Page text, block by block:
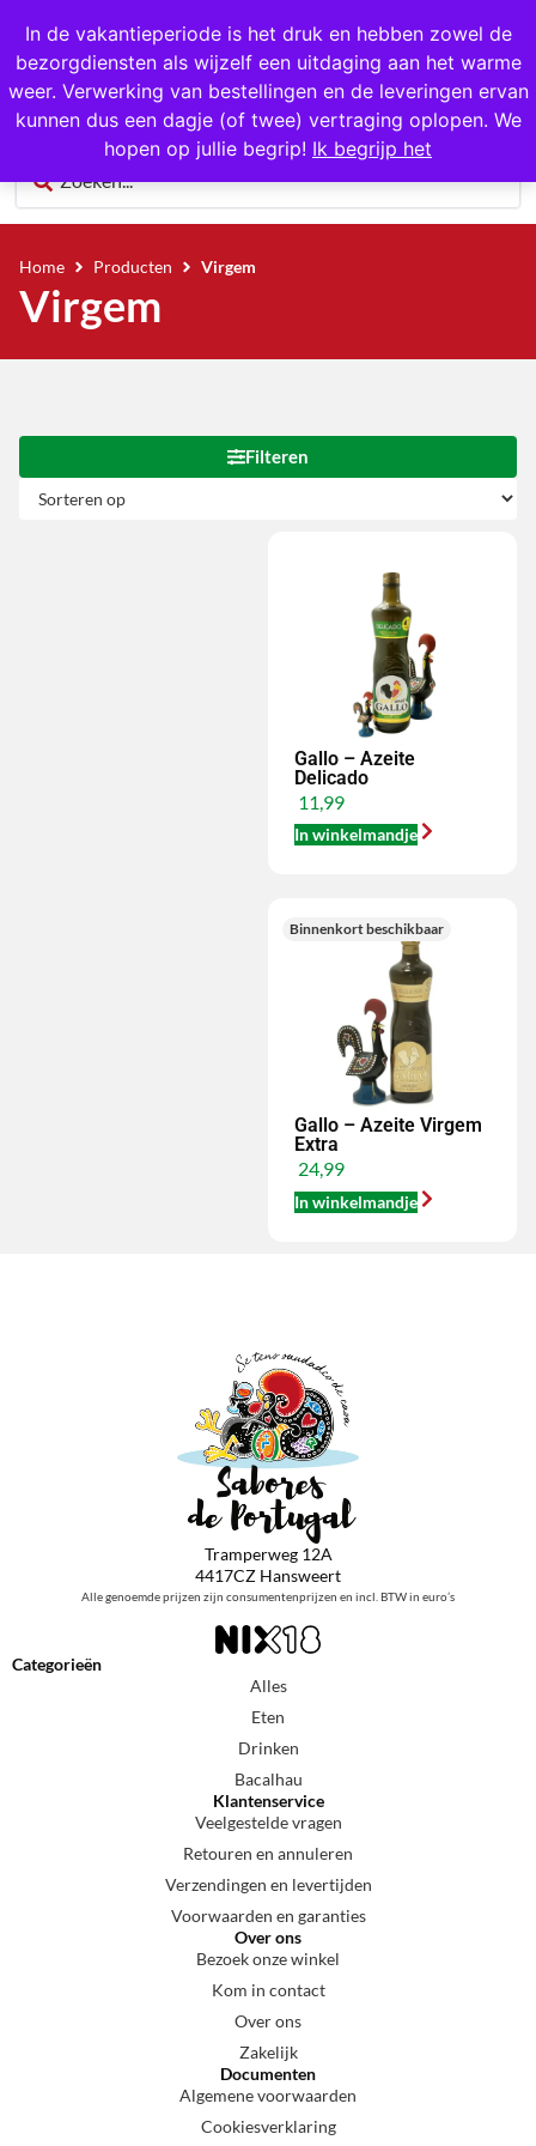
In de vakantieperiode is het druk en hebben zowel de
bezorgdiensten als wijzelf een uitdaging aan het warme
weer. Verwerking van bestellingen en de leveringen ervan
kunnen dus een dagje (of twee) vertraging oplopen. We
hopen op jullie begrip! Ik begrijp het
Gratis op te halen in Hansweert
0
Home Producten Virgem
Virgem
Filteren
Gallo – Azeite
Delicado
11,99
In winkelmandje
Binnenkort beschikbaar
Gallo – Azeite Virgem
Extra
24,99
In winkelmandje
Tramperweg 12A
4417CZ Hansweert
Alle genoemde prijzen zijn consumentenprijzen en incl. BTW in euro’s
Categorieën
Alles
Eten
Drinken
Bacalhau
Klantenservice
Veelgestelde vragen
Retouren en annuleren
Verzendingen en levertijden
Voorwaarden en garanties
Over ons
Bezoek onze winkel
Kom in contact
Over ons
Zakelijk
Documenten
Algemene voorwaarden
Cookiesverklaring